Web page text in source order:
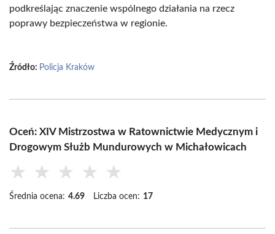
podkreślając znaczenie wspólnego działania na rzecz
poprawy bezpieczeństwa w regionie.
Źródło: Policja Kraków
Oceń: XIV Mistrzostwa w Ratownictwie Medycznym i
Drogowym Służb Mundurowych w Michałowicach
★ ★ ★ ★ ★
Średnia ocena: 4.69 Liczba ocen: 17